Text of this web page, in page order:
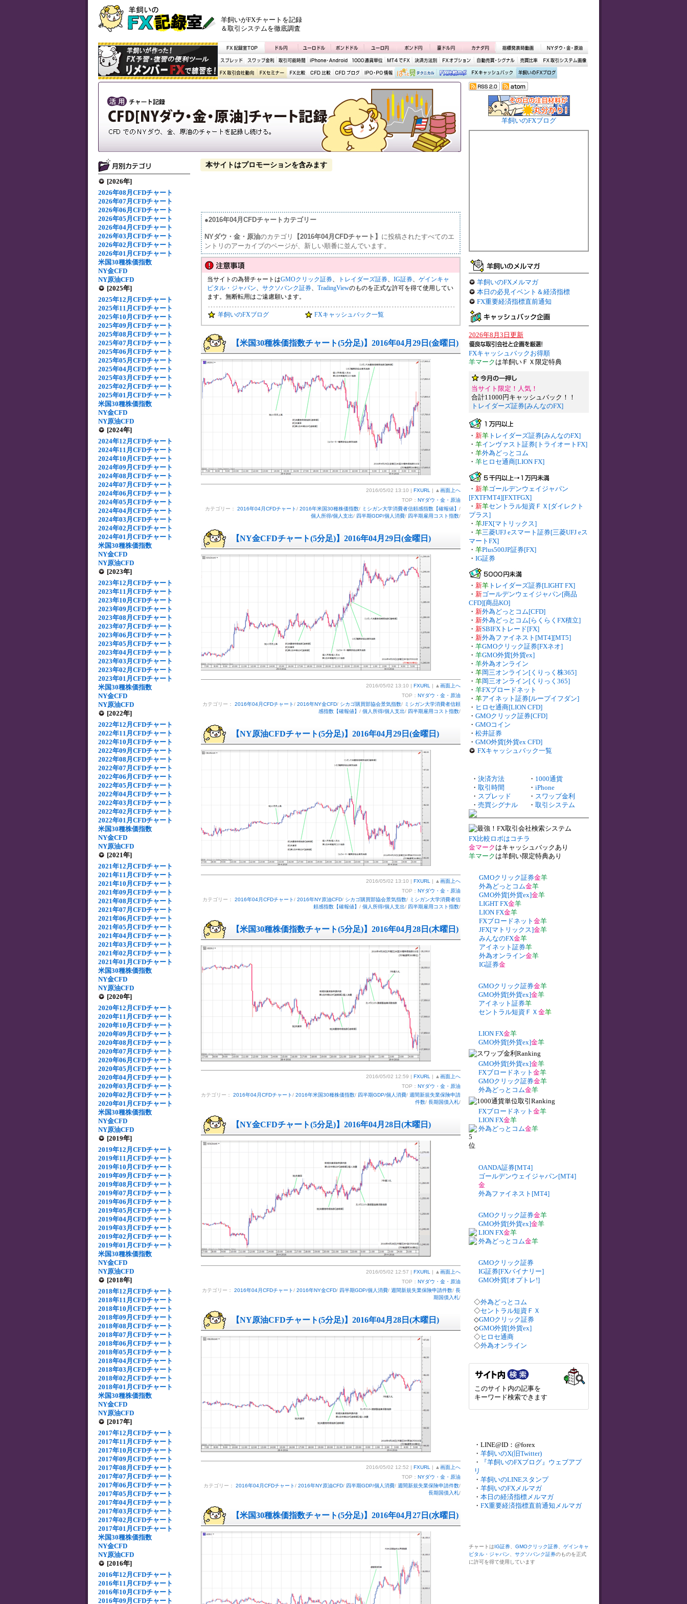
羊飼いがFXチャートを記録
＆取引システムを徹底調査
[2026年]
2026年08月CFDチャート
2026年07月CFDチャート
2026年06月CFDチャート
2026年05月CFDチャート
2026年04月CFDチャート
2026年03月CFDチャート
2026年02月CFDチャート
2026年01月CFDチャート
米国30種株価指数
NY金CFD
NY原油CFD
[2025年]
2025年12月CFDチャート
2025年11月CFDチャート
2025年10月CFDチャート
2025年09月CFDチャート
2025年08月CFDチャート
2025年07月CFDチャート
2025年06月CFDチャート
2025年05月CFDチャート
2025年04月CFDチャート
2025年03月CFDチャート
2025年02月CFDチャート
2025年01月CFDチャート
米国30種株価指数
NY金CFD
NY原油CFD
[2024年]
2024年12月CFDチャート
2024年11月CFDチャート
2024年10月CFDチャート
2024年09月CFDチャート
2024年08月CFDチャート
2024年07月CFDチャート
2024年06月CFDチャート
2024年05月CFDチャート
2024年04月CFDチャート
2024年03月CFDチャート
2024年02月CFDチャート
2024年01月CFDチャート
米国30種株価指数
NY金CFD
NY原油CFD
[2023年]
2023年12月CFDチャート
2023年11月CFDチャート
2023年10月CFDチャート
2023年09月CFDチャート
2023年08月CFDチャート
2023年07月CFDチャート
2023年06月CFDチャート
2023年05月CFDチャート
2023年04月CFDチャート
2023年03月CFDチャート
2023年02月CFDチャート
2023年01月CFDチャート
米国30種株価指数
NY金CFD
NY原油CFD
[2022年]
2022年12月CFDチャート
2022年11月CFDチャート
2022年10月CFDチャート
2022年09月CFDチャート
2022年08月CFDチャート
2022年07月CFDチャート
2022年06月CFDチャート
2022年05月CFDチャート
2022年04月CFDチャート
2022年03月CFDチャート
2022年02月CFDチャート
2022年01月CFDチャート
米国30種株価指数
NY金CFD
NY原油CFD
[2021年]
2021年12月CFDチャート
2021年11月CFDチャート
2021年10月CFDチャート
2021年09月CFDチャート
2021年08月CFDチャート
2021年07月CFDチャート
2021年06月CFDチャート
2021年05月CFDチャート
2021年04月CFDチャート
2021年03月CFDチャート
2021年02月CFDチャート
2021年01月CFDチャート
米国30種株価指数
NY金CFD
NY原油CFD
[2020年]
2020年12月CFDチャート
2020年11月CFDチャート
2020年10月CFDチャート
2020年09月CFDチャート
2020年08月CFDチャート
2020年07月CFDチャート
2020年06月CFDチャート
2020年05月CFDチャート
2020年04月CFDチャート
2020年03月CFDチャート
2020年02月CFDチャート
2020年01月CFDチャート
米国30種株価指数
NY金CFD
NY原油CFD
[2019年]
2019年12月CFDチャート
2019年11月CFDチャート
2019年10月CFDチャート
2019年09月CFDチャート
2019年08月CFDチャート
2019年07月CFDチャート
2019年06月CFDチャート
2019年05月CFDチャート
2019年04月CFDチャート
2019年03月CFDチャート
2019年02月CFDチャート
2019年01月CFDチャート
米国30種株価指数
NY金CFD
NY原油CFD
[2018年]
2018年12月CFDチャート
2018年11月CFDチャート
2018年10月CFDチャート
2018年09月CFDチャート
2018年08月CFDチャート
2018年07月CFDチャート
2018年06月CFDチャート
2018年05月CFDチャート
2018年04月CFDチャート
2018年03月CFDチャート
2018年02月CFDチャート
2018年01月CFDチャート
米国30種株価指数
NY金CFD
NY原油CFD
[2017年]
2017年12月CFDチャート
2017年11月CFDチャート
2017年10月CFDチャート
2017年09月CFDチャート
2017年08月CFDチャート
2017年07月CFDチャート
2017年06月CFDチャート
2017年05月CFDチャート
2017年04月CFDチャート
2017年03月CFDチャート
2017年02月CFDチャート
2017年01月CFDチャート
米国30種株価指数
NY金CFD
NY原油CFD
[2016年]
2016年12月CFDチャート
2016年11月CFDチャート
2016年10月CFDチャート
2016年09月CFDチャート
本サイトはプロモーションを含みます
●2016年04月CFDチャートカテゴリー
NYダウ・金・原油のカテゴリ 【2016年04月CFDチャート】 に投稿されたすべてのエ
ントリのアーカイブのページが、新しい順番に並んでいます。
当サイトの為替チャートはGMOクリック証券、 トレイダーズ証券、 IG証券、 ゲインキャ
ピタル・ジャパン、 サクソバンク証券、 TradingViewのものを正式な許可を得て使用してい
ます。無断転用はご遠慮願います。
羊飼いのFXブログ FXキャッシュバック一覧
【米国30種株価指数チャート(5分足)】2016年04月29日(金曜日)
2016/05/02 13:10 | FXURL | ▲ 画面上へ
TOP： NYダウ・金・原油
カテゴリー： 2016年04月CFDチャート/ 2016年米国30種株価指数/ ミシガン大学消費者信頼感指数【確報値】 /
個人所得/個人支出/ 四半期GDP/個人消費/ 四半期雇用コスト指数/
【NY金CFDチャート(5分足)】2016年04月29日(金曜日)
2016/05/02 13:10 | FXURL | ▲ 画面上へ
TOP： NYダウ・金・原油
カテゴリー： 2016年04月CFDチャート/ 2016年NY金CFD/ シカゴ購買部協会景気指数/ ミシガン大学消費者信頼
感指数【確報値】 / 個人所得/個人支出/ 四半期雇用コスト指数/
【NY原油CFDチャート(5分足)】2016年04月29日(金曜日)
2016/05/02 13:10 | FXURL | ▲ 画面上へ
TOP： NYダウ・金・原油
カテゴリー： 2016年04月CFDチャート/ 2016年NY原油CFD/ シカゴ購買部協会景気指数/ ミシガン大学消費者信
頼感指数【確報値】 / 個人所得/個人支出/ 四半期雇用コスト指数/
【米国30種株価指数チャート(5分足)】2016年04月28日(木曜日)
2016/05/02 12:59 | FXURL | ▲ 画面上へ
TOP： NYダウ・金・原油
カテゴリー： 2016年04月CFDチャート/ 2016年米国30種株価指数/ 四半期GDP/個人消費/ 週間新規失業保険申請
件数/ 長期国債入札/
【NY金CFDチャート(5分足)】2016年04月28日(木曜日)
2016/05/02 12:57 | FXURL | ▲ 画面上へ
TOP： NYダウ・金・原油
カテゴリー： 2016年04月CFDチャート/ 2016年NY金CFD/ 四半期GDP/個人消費/ 週間新規失業保険申請件数/ 長
期国債入札/
【NY原油CFDチャート(5分足)】2016年04月28日(木曜日)
2016/05/02 12:52 | FXURL | ▲ 画面上へ
TOP： NYダウ・金・原油
カテゴリー： 2016年04月CFDチャート/ 2016年NY原油CFD/ 四半期GDP/個人消費/ 週間新規失業保険申請件数/
長期国債入札/
【米国30種株価指数チャート(5分足)】2016年04月27日(水曜日)
羊飼いのFXブログ
羊飼いのFXメルマガ
本日の必見イベント＆経済指標
FX重要経済指標直前通知
2026年8月3日更新
FXキャッシュバックお得順
羊マーク は羊飼いＦＸ限定特典
当サイト限定！人気！
合計11000円キャッシュバック！！
トレイダーズ証券[みんなのFX]
・ 新羊 トレイダーズ証券[みんなのFX]
・ 羊インヴァスト証券[トライオートFX]
・ 羊外為どっとコム
・ 羊ヒロセ通商[LION FX]
・ 新羊ゴールデンウェイジャパン
[FXTFMT4][FXTFGX]
・ 新羊セントラル短資ＦＸ[ダイレクト
プラス]
・ 羊JFX[マトリックス]
・ 羊三菱UFJ eスマート証券[三菱UFJ eス
マートFX]
・ 羊Plus500JP証券[FX]
・ IG証券
・ 新羊 トレイダーズ証券[LIGHT FX]
・ 新ゴールデンウェイジャパン[商品
CFD][商品KO]
・ 新外為どっとコム[CFD]
・ 新外為どっとコム[らくらくFX積立]
・ 新SBIFXトレード[FX]
・ 新外為ファイネスト[MT4][MT5]
・ 羊GMOクリック証券[FXネオ]
・ 羊GMO外貨[外貨ex]
・ 羊外為オンライン
・ 羊岡三オンライン[くりっく株365]
・ 羊岡三オンライン[くりっく365]
・ 羊FXブロードネット
・ 羊アイネット証券[ループイフダン]
・ ヒロセ通商[LION CFD]
・ GMOクリック証券[CFD]
・ GMOコイン
・ 松井証券
・ GMO外貨[外貨ex CFD]
FXキャッシュバック一覧
・ 決済方法 ・ 1000通貨
・ 取引時間 ・ iPhone
・ スプレッド ・ スワップ金利
・ 売買シグナル ・ 取引システム
FX比較ロボはコチラ
金マーク はキャッシュバックあり
羊マーク は羊飼い限定特典あり
GMOクリック証券金羊
外為どっとコム金羊
GMO外貨[外貨ex]金羊
LIGHT FX金羊
LION FX金羊
FXブロードネット 金羊
JFX[マトリックス]金羊
みんなのFX金羊
アイネット証券羊
外為オンライン金羊
IG証券金
GMOクリック証券金羊
GMO外貨[外貨ex]金羊
アイネット証券羊
セントラル短資ＦＸ 金羊
LION FX金羊
GMO外貨[外貨ex]金羊
GMO外貨[外貨ex]金羊
FXブロードネット 金羊
GMOクリック証券金羊
外為どっとコム金羊
FXブロードネット 金羊
LION FX金羊
外為どっとコム金羊
OANDA証券[MT4]
ゴールデンウェイジャパン[MT4]
金
外為ファイネスト[MT4]
GMOクリック証券金羊
GMO外貨[外貨ex]金羊
LION FX金羊
外為どっとコム金羊
GMOクリック証券
IG証券[FXバイナリー]
GMO外貨[オプトレ!]
◇外為どっとコム
◇セントラル短資ＦＸ
◇GMOクリック証券
◇GMO外貨[外貨ex]
◇ヒロセ通商
◇外為オンライン
このサイト内の記事を
キーワード検索できます
・LINE@ID：@forex
・ 羊飼いのX(旧Twitter)
・
『羊飼いのFXブログ』ウェブアプ
リ
・ 羊飼いのLINEスタンプ
・ 羊飼いのFXメルマガ
・ 本日の経済指標メルマガ
・ FX重要経済指標直前通知メルマガ
チャートはIG証券 GMOクリック証券
ゲインキャ
ピタル・ジャパン
サクソバンク証券のものを正式
に許可を得て使用しています